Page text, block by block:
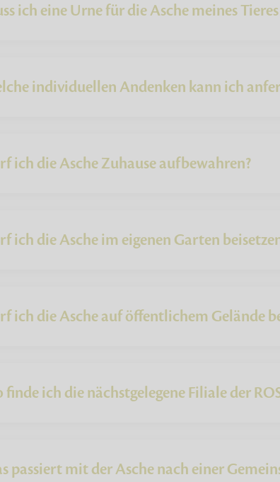
ich eine Urne für die Asche meines
individuellen Andenken kann ich
ich die Asche Zuhause aufbewahren?
ich die Asche im eigenen Garten
ich die Asche auf öffentlichem Gelände
finde ich die nächstgelegene Filiale der
passiert mit der Asche nach einer